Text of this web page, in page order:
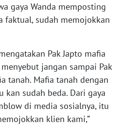
gaya Wanda memposting
faktual, sudah memojokkan
Pak Japto mafia
jangan sampai Pak
tanah. Mafia tanah dengan
kan sudah beda. Dari gaya
di media sosialnya, itu
klien kami,”